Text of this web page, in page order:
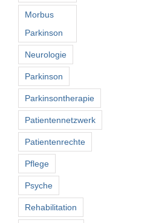
Morbus
Parkinson
Neurologie
Parkinson
Parkinsontherapie
Patientennetzwerk
Patientenrechte
Pflege
Psyche
Rehabilitation